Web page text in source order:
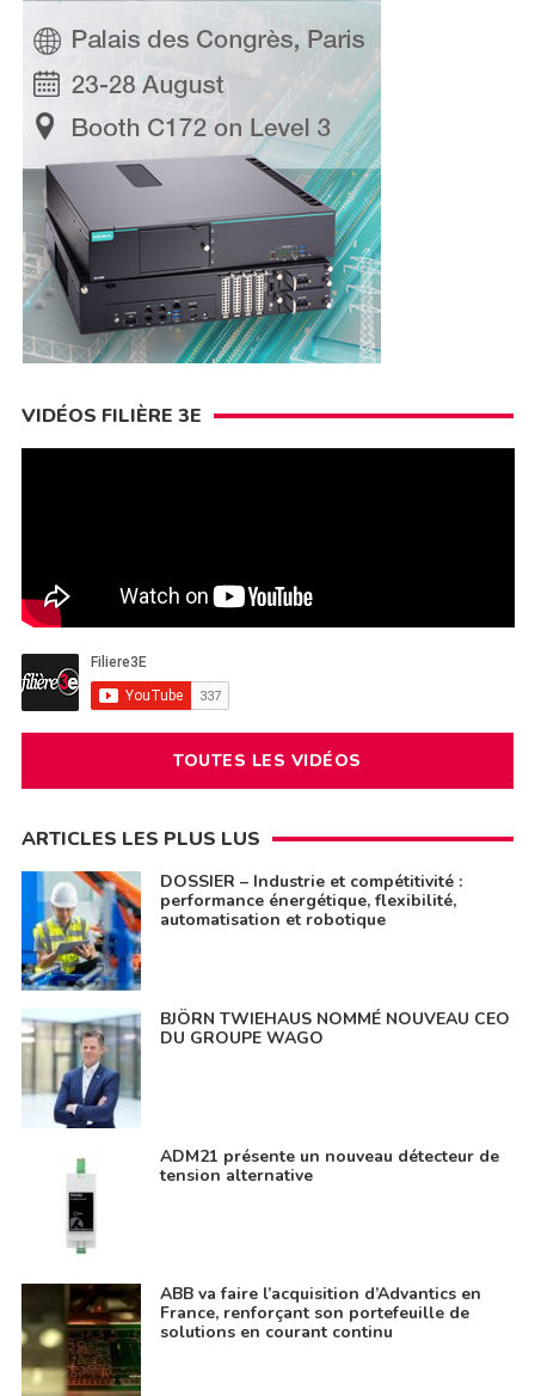
VIDÉOS FILIÈRE 3E
TOUTES LES VIDÉOS
ARTICLES LES PLUS LUS
DOSSIER – Industrie et compétitivité :
performance énergétique, flexibilité,
automatisation et robotique
BJÖRN TWIEHAUS NOMMÉ NOUVEAU CEO
DU GROUPE WAGO
ADM21 présente un nouveau détecteur de
tension alternative
ABB va faire l’acquisition d’Advantics en
France, renforçant son portefeuille de
solutions en courant continu